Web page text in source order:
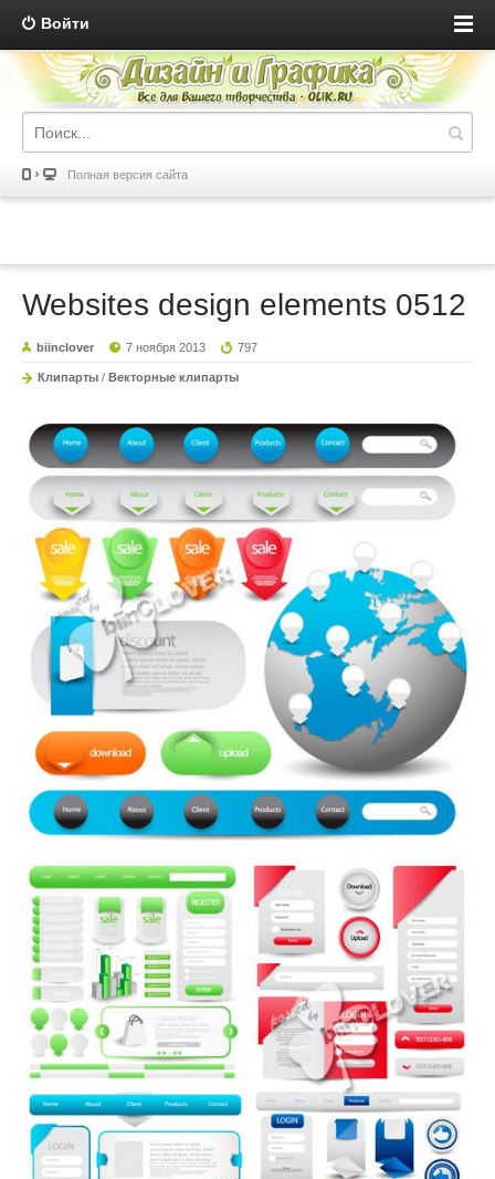
Войти
Полная версия сайта
Websites design elements 0512
biinclover 7 ноября 2013 797
Клипарты / Векторные клипарты